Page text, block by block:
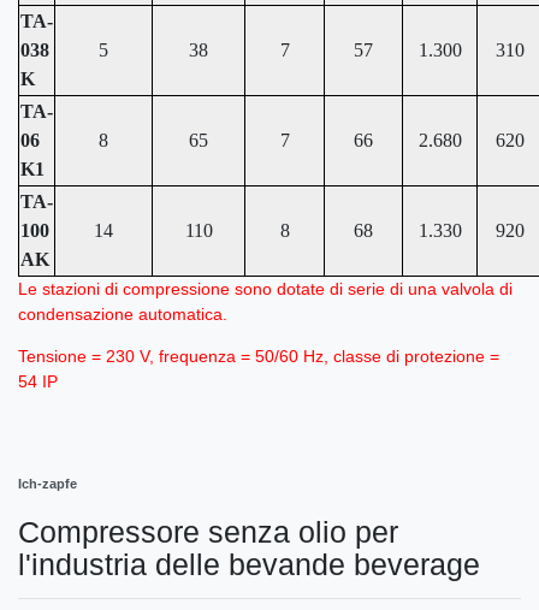
TA-
038
K
5 38 7 57 1.300 310
TA-
06
K1
8 65 7 66 2.680 620
TA-
100
AK
14 110 8 68 1.330 920
Le stazioni di compressione sono dotate di serie di una valvola di
condensazione automatica.
Tensione = 230 V, frequenza = 50/60 Hz, classe di protezione =
54 IP
Ich-zapfe
Compressore senza olio per
l'industria delle bevande beverage